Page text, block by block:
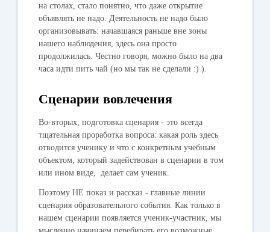
на столах, стало понятно, что даже открытие
объявлять не надо. Деятельность не надо было
организовывать: начавшаяся раньше вне зоны
нашего наблюдения, здесь она просто
продолжилась. Честно говоря, можно было на два
часа идти пить чай (но мы так не сделали :) ).
Сценарии вовлечения
Во-вторых, подготовка сценария - это всегда
тщательная проработка вопроса: какая роль здесь
отводится ученику и что с конкретным учебным
объектом, который задействован в сценарии в том
или ином виде, делает сам ученик.
Поэтому НЕ показ и рассказ - главные линии
сценария образовательного события. Как только в
нашем сценарии появляется ученик-участник, мы